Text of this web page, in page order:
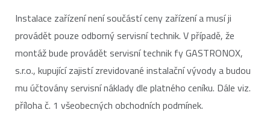
Instalace zařízení není součástí ceny zařízení a musí ji
provádět pouze odborný servisní technik. V případě, že
montáž bude provádět servisní technik fy GASTRONOX,
s.r.o., kupující zajistí zrevidované instalační vývody a budou
mu účtovány servisní náklady dle platného ceníku. Dále viz.
příloha č. 1 všeobecných obchodních podmínek.